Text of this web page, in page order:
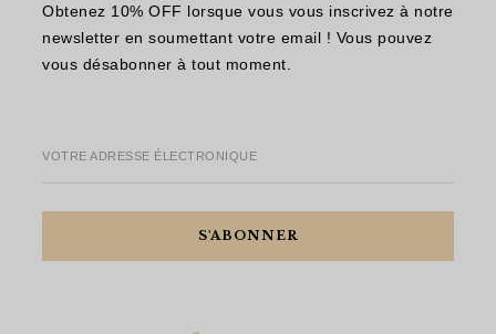
Obtenez 10% OFF lorsque vous vous inscrivez à notre
newsletter en soumettant votre email ! Vous pouvez
vous désabonner à tout moment.
VOTRE ADRESSE ÉLECTRONIQUE